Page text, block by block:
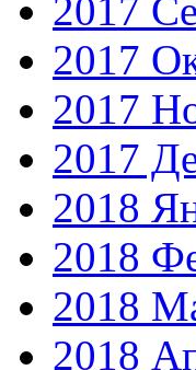
2017
2017
2017
2017
2018
2018
2018
2018